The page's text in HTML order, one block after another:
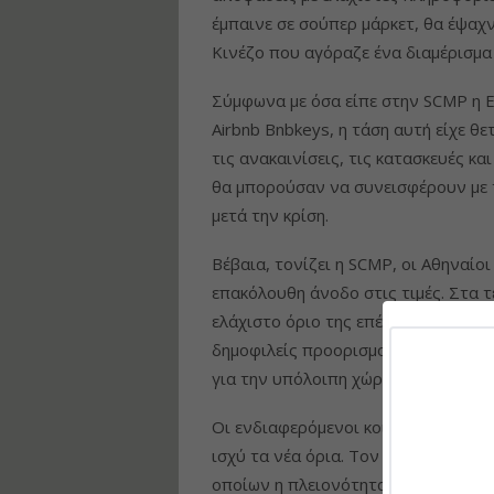
έμπαινε σε σούπερ μάρκετ, θα
Κινέζο που αγόραζε ένα
Σύμφωνα με όσα είπε στην SCMP η
Airbnb Bnbkeys, η τάση αυτή είχε
τις ανακαινίσεις, τις κατασκευές
θα μπορούσαν να συνεισφέρουν με
μετά την κρίση.
Βέβαια, τονίζει η SCMP, οι
επακόλουθη άνοδο στις τιμές. Στα
ελάχιστο όριο της επένδυσης για
δημοφιλείς προορισμούς, όπως η
για την υπόλοιπη χώρα.
Οι ενδιαφερόμενοι κοιτούσαν
ισχύ τα νέα όρια. Τον Ιούνιο του
οποίων η πλειονότητα υποβλήθηκε